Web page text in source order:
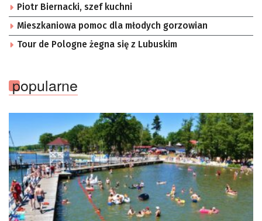
Piotr Biernacki, szef kuchni
Mieszkaniowa pomoc dla młodych gorzowian
Tour de Pologne żegna się z Lubuskim
popularne